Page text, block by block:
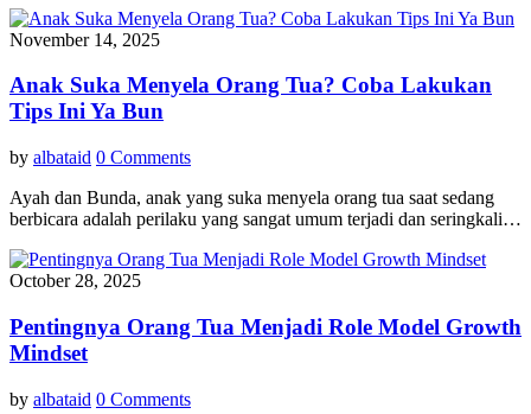
November 14, 2025
Anak Suka Menyela Orang Tua? Coba Lakukan
Tips Ini Ya Bun
by albataid 0 Comments
Ayah dan Bunda, anak yang suka menyela orang tua saat sedang
berbicara adalah perilaku yang sangat umum terjadi dan seringkali…
October 28, 2025
Pentingnya Orang Tua Menjadi Role Model Growth
Mindset
by albataid 0 Comments